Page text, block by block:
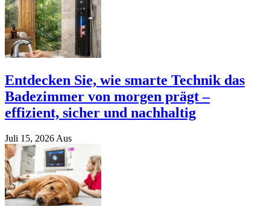
Entdecken Sie, wie smarte Technik das
Badezimmer von morgen prägt –
effizient, sicher und nachhaltig
Juli 15, 2026 Aus